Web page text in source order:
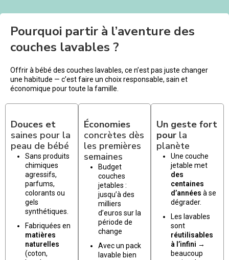
Pourquoi partir à l’aventure des
couches lavables ?
Offrir à bébé des couches lavables, ce n’est pas juste changer
une habitude — c’est faire un choix responsable, sain et
économique pour toute la famille.
Douces et
saines pour la
peau de bébé
Sans produits
chimiques
agressifs,
parfums,
colorants ou
gels
synthétiques.
Fabriquées en
matières
naturelles
(coton,
Économies
concrètes dès
les premières
semaines
Budget
couches
jetables :
jusqu’à des
milliers
d’euros sur la
période de
change
Avec un pack
lavable bien
Un geste fort
pour la
planète
Une couche
jetable met
des
centaines
d’années à se
dégrader.
Les lavables
sont
réutilisables
à l’infini →
beaucoup